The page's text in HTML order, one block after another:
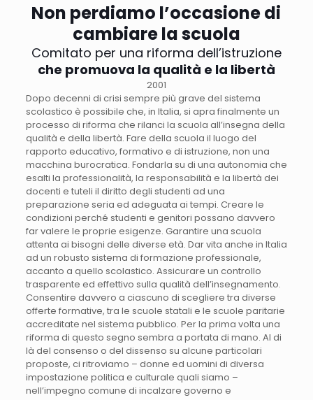
Non perdiamo l’occasione di
cambiare la scuola
Comitato per una riforma dell’istruzione
che promuova la qualità e la libertà
2001
Dopo decenni di crisi sempre più grave del sistema
scolastico è possibile che, in Italia, si apra finalmente un
processo di riforma che rilanci la scuola all’insegna della
qualità e della libertà. Fare della scuola il luogo del
rapporto educativo, formativo e di istruzione, non una
macchina burocratica. Fondarla su di una autonomia che
esalti la professionalità, la responsabilità e la libertà dei
docenti e tuteli il diritto degli studenti ad una
preparazione seria ed adeguata ai tempi. Creare le
condizioni perché studenti e genitori possano davvero
far valere le proprie esigenze. Garantire una scuola
attenta ai bisogni delle diverse età. Dar vita anche in Italia
ad un robusto sistema di formazione professionale,
accanto a quello scolastico. Assicurare un controllo
trasparente ed effettivo sulla qualità dell’insegnamento.
Consentire davvero a ciascuno di scegliere tra diverse
offerte formative, tra le scuole statali e le scuole paritarie
accreditate nel sistema pubblico. Per la prima volta una
riforma di questo segno sembra a portata di mano. Al di
là del consenso o del dissenso su alcune particolari
proposte, ci ritroviamo – donne ed uomini di diversa
impostazione politica e culturale quali siamo –
nell’impegno comune di incalzare governo e